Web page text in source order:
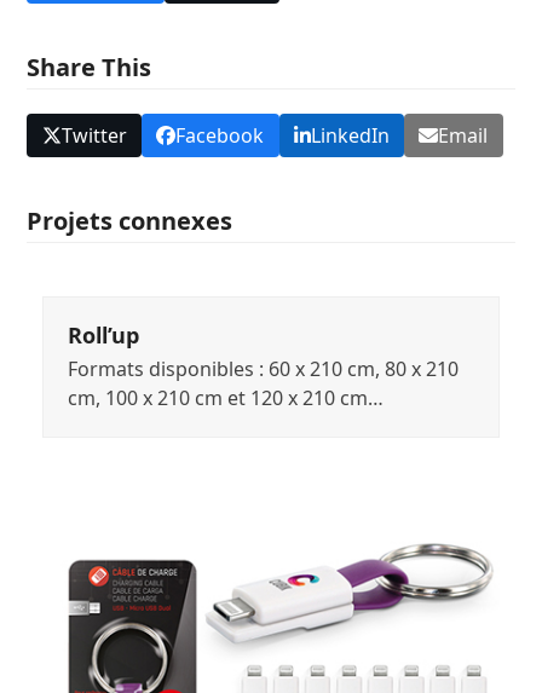
Share This
Twitter Facebook LinkedIn Email
Projets connexes
Roll’up
Formats disponibles : 60 x 210 cm, 80 x 210
cm, 100 x 210 cm et 120 x 210 cm…